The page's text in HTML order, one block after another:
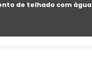
de telhado com água